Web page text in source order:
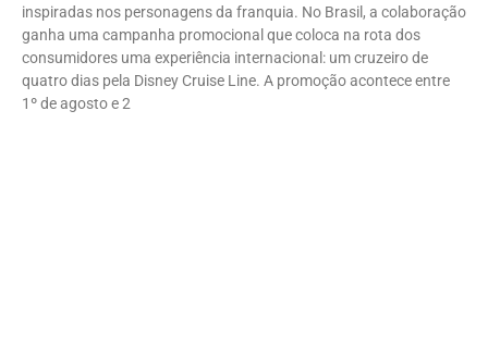
inspiradas nos personagens da franquia. No Brasil, a colaboração
ganha uma campanha promocional que coloca na rota dos
consumidores uma experiência internacional: um cruzeiro de
quatro dias pela Disney Cruise Line. A promoção acontece entre
1º de agosto e 2